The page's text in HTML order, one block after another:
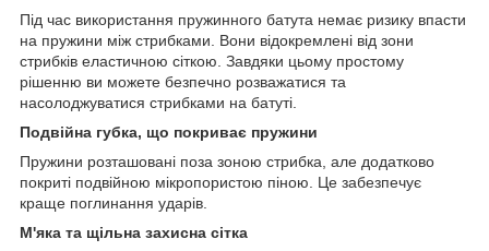
Під час використання пружинного батута немає ризику впасти
на пружини між стрибками. Вони відокремлені від зони
стрибків еластичною сіткою. Завдяки цьому простому
рішенню ви можете безпечно розважатися та
насолоджуватися стрибками на батуті.
Подвійна губка, що покриває пружини
Пружини розташовані поза зоною стрибка, але додатково
покриті подвійною мікропористою піною. Це забезпечує
краще поглинання ударів.
М'яка та щільна захисна сітка